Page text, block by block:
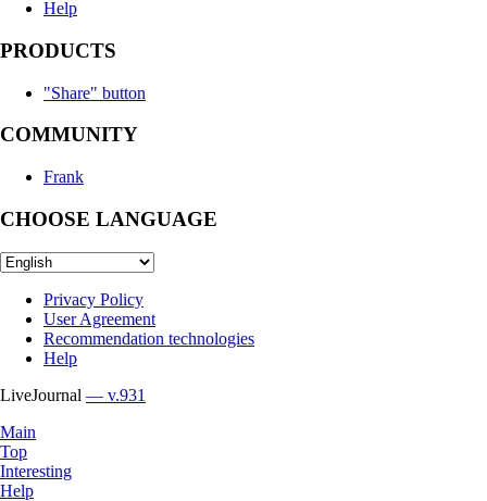
Help
PRODUCTS
"Share" button
COMMUNITY
Frank
CHOOSE LANGUAGE
Privacy Policy
User Agreement
Recommendation technologies
Help
LiveJournal — v.931
Main
Top
Interesting
Help